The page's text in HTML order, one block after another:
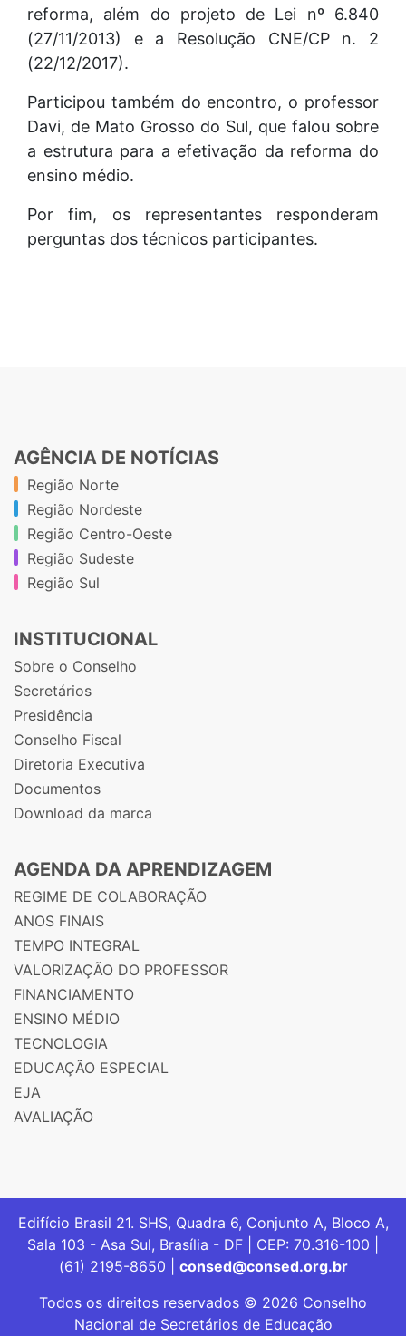
reforma, além do projeto de Lei nº 6.840
(27/11/2013) e a Resolução CNE/CP n. 2
(22/12/2017).
Participou também do encontro, o professor
Davi, de Mato Grosso do Sul, que falou sobre
a estrutura para a efetivação da reforma do
ensino médio.
Por fim, os representantes responderam
perguntas dos técnicos participantes.
AGÊNCIA DE NOTÍCIAS
Região Norte
Região Nordeste
Região Centro-Oeste
Região Sudeste
Região Sul
INSTITUCIONAL
Sobre o Conselho
Secretários
Presidência
Conselho Fiscal
Diretoria Executiva
Documentos
Download da marca
AGENDA DA APRENDIZAGEM
REGIME DE COLABORAÇÃO
ANOS FINAIS
TEMPO INTEGRAL
VALORIZAÇÃO DO PROFESSOR
FINANCIAMENTO
ENSINO MÉDIO
TECNOLOGIA
EDUCAÇÃO ESPECIAL
EJA
AVALIAÇÃO
Edifício Brasil 21. SHS, Quadra 6, Conjunto A, Bloco A,
Sala 103 - Asa Sul, Brasília - DF | CEP: 70.316-100 |
(61) 2195-8650 | consed@consed.org.br
Todos os direitos reservados © 2026 Conselho
Nacional de Secretários de Educação